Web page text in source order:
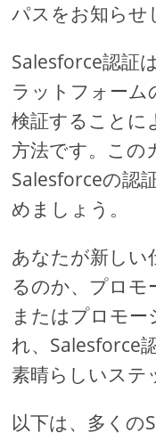
パスをお知らせ
Salesforce認証
ラットフォー
検証することに
方法です。この
Salesforceの認
めましょう。
あなたが新しい
るのか、プロモ
またはプロモ
れ、Salesforce
素晴らしいステ
以下は、多くの